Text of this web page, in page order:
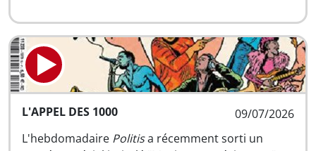
09/07/2026
L'APPEL DES 1000
L'hebdomadaire Politisa récemment sorti un